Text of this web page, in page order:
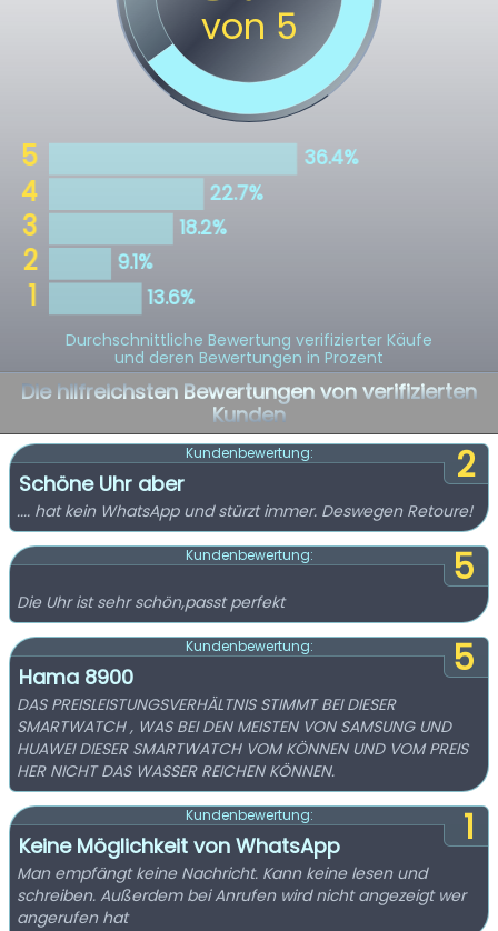
Durchschnittliche Bewertung verifizierter Käufe
und deren Bewertungen in Prozent
Die hilfreichsten Bewertungen von verifizierten
Kunden
2
Kundenbewertung:
Schöne Uhr aber
.... hat kein WhatsApp und stürzt immer. Deswegen Retoure!
5
Kundenbewertung:
Die Uhr ist sehr schön,passt perfekt
5
Kundenbewertung:
Hama 8900
DAS PREISLEISTUNGSVERHÄLTNIS STIMMT BEI DIESER
SMARTWATCH , WAS BEI DEN MEISTEN VON SAMSUNG UND
HUAWEI DIESER SMARTWATCH VOM KÖNNEN UND VOM PREIS
HER NICHT DAS WASSER REICHEN KÖNNEN.
1
Kundenbewertung:
Keine Möglichkeit von WhatsApp
Man empfängt keine Nachricht. Kann keine lesen und
schreiben. Außerdem bei Anrufen wird nicht angezeigt wer
angerufen hat